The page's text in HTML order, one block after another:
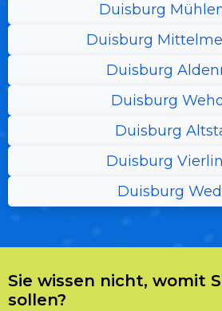
Duisburg
Duisburg
Duisburg
Duisburg
Duisburg
Duisburg
Duisburg
Sie wissen nicht, womit
sollen?